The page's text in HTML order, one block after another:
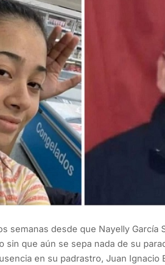
semanas desde que Nayelly García
sin que aún se sepa nada de su
en su padrastro, Juan Ignacio